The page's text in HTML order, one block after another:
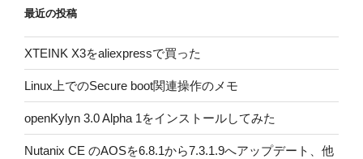
最近の投稿
XTEINK X3をaliexpressで買った
Linux上でのSecure boot関連操作のメモ
openKylyn 3.0 Alpha 1をインストールしてみた
Nutanix CE のAOSを6.8.1から7.3.1.9へアップデート、他